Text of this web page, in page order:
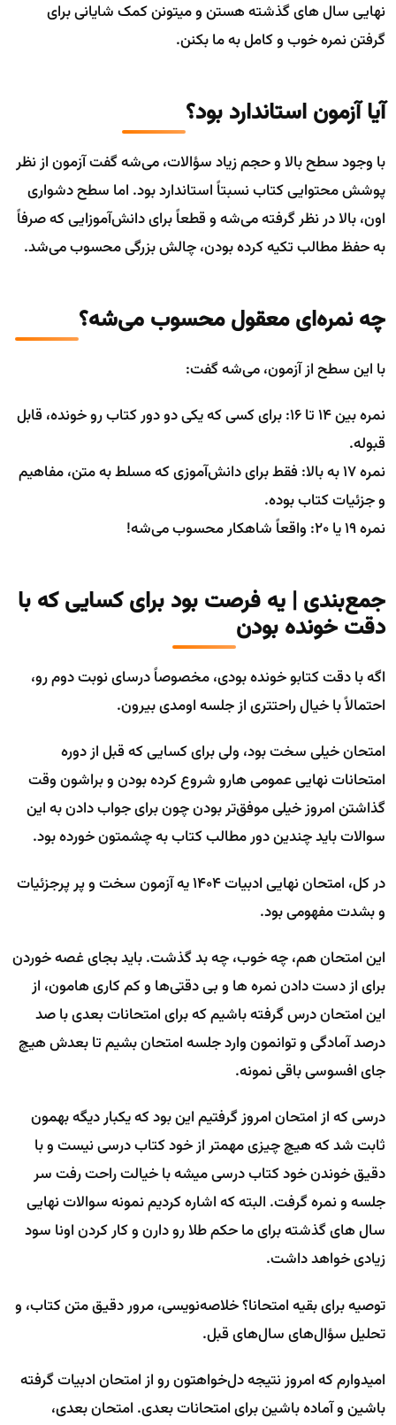
نهایی سال های گذشته هستن و میتونن کمک شایانی برای
گرفتن نمره خوب و کامل به ما بکنن.
آیا آزمون استاندارد بود؟
با وجود سطح بالا و حجم زیاد سؤالات، می‌شه گفت آزمون از نظر
پوشش محتوایی کتاب نسبتاً استاندارد بود. اما سطح دشواری
اون، بالا در نظر گرفته می‌شه و قطعاً برای دانش‌آموزایی که صرفاً
به حفظ مطالب تکیه کرده بودن، چالش بزرگی محسوب می‌شد.
چه نمره‌ای معقول محسوب می‌شه؟
با این سطح از آزمون، می‌شه گفت:
نمره بین ۱۴ تا ۱۶: برای کسی که یکی دو دور کتاب رو خونده، قابل
قبوله.
نمره ۱۷ به بالا: فقط برای دانش‌آموزی که مسلط به متن، مفاهیم
و جزئیات کتاب بوده.
نمره ۱۹ یا ۲۰: واقعاً شاهکار محسوب می‌شه!
جمع‌بندی | یه فرصت بود برای کسایی که با
دقت خونده بودن
اگه با دقت کتابو خونده بودی، مخصوصاً درسای نوبت دوم رو،
احتمالاً با خیال راحتتری از جلسه اومدی بیرون.
امتحان خیلی سخت بود، ولی برای کسایی که قبل از دوره
امتحانات نهایی عمومی هارو شروع کرده بودن و براشون وقت
گذاشتن امروز خیلی موفق‌تر بودن چون برای جواب دادن به این
سوالات باید چندین دور مطالب کتاب به چشمتون خورده بود.
در کل، امتحان نهایی ادبیات ۱۴۰۴ یه آزمون سخت و پر پرجزئیات
و بشدت مفهومی بود.
این امتحان هم، چه خوب، چه بد گذشت. باید بجای غصه خوردن
برای از دست دادن نمره ها و بی دقتی‌ها و کم کاری هامون، از
این امتحان درس گرفته باشیم که برای امتحانات بعدی با صد
درصد آمادگی و توانمون وارد جلسه امتحان بشیم تا بعدش هیچ
جای افسوسی باقی نمونه.
درسی که از امتحان امروز گرفتیم این بود که یکبار دیگه بهمون
ثابت شد که هیچ چیزی مهمتر از خود کتاب درسی نیست و با
دقیق خوندن خود کتاب درسی میشه با خیالت راحت رفت سر
جلسه و نمره گرفت. البته که اشاره کردیم نمونه سوالات نهایی
سال های گذشته برای ما حکم طلا رو دارن و کار کردن اونا سود
زیادی خواهد داشت.
توصیه برای بقیه امتحانا؟ خلاصه‌نویسی، مرور دقیق متن کتاب، و
تحلیل سؤال‌های سال‌های قبل.
امیدوارم که امروز نتیجه دل‌خواهتون رو از امتحان ادبیات گرفته
باشین و آماده باشین برای امتحانات بعدی. امتحان بعدی،